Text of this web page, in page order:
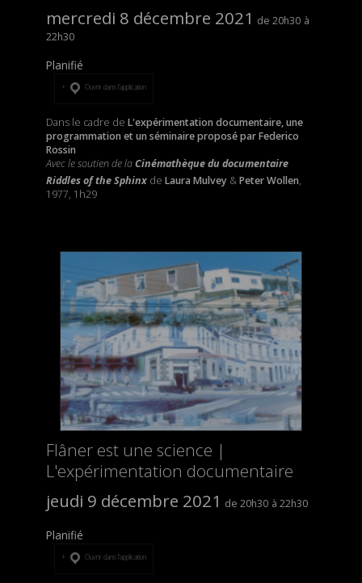
mercredi 8 décembre 2021
20h30
22h30
Planifié
Ouvrir dans l’application
Dans le cadre de L'expérimentation documentaire, une
programmation et un séminaire proposé par Federico
Rossin
Avec le soutien de laCinémathèque du documentaire
Riddles of the Sphinx de Laura Mulvey&Peter Wollen,
1977, 1h29
Flâner est une science |
L'expérimentation documentaire
jeudi 9 décembre 2021
20h30 22h30
Planifié
Ouvrir dans l’application